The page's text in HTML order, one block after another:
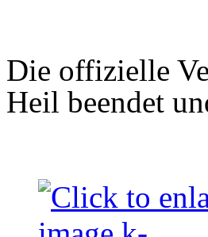
Die offizielle
Heil beendet